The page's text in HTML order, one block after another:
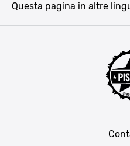
Bucarest
Questa pagina in altre